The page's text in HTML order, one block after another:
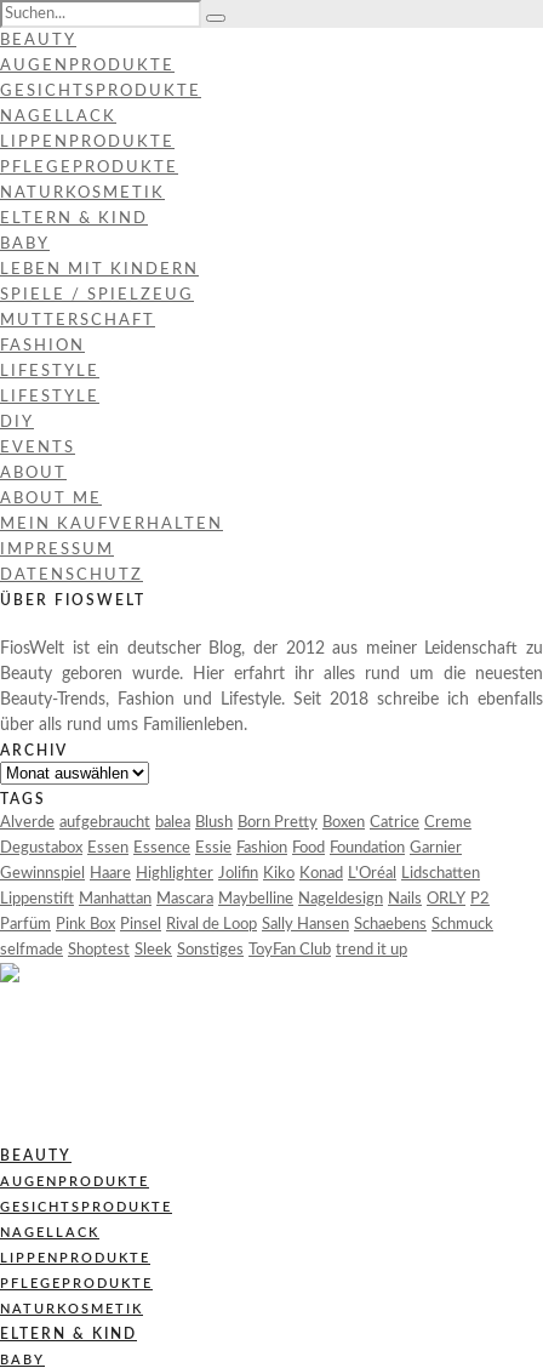
BEAUTY
AUGENPRODUKTE
GESICHTSPRODUKTE
NAGELLACK
LIPPENPRODUKTE
PFLEGEPRODUKTE
NATURKOSMETIK
ELTERN & KIND
BABY
LEBEN MIT KINDERN
SPIELE / SPIELZEUG
MUTTERSCHAFT
FASHION
LIFESTYLE
LIFESTYLE
DIY
EVENTS
ABOUT
ABOUT ME
MEIN KAUFVERHALTEN
IMPRESSUM
DATENSCHUTZ
ÜBER FIOSWELT
FiosWelt ist ein deutscher Blog, der 2012 aus meiner Leidenschaft zu
Beauty geboren wurde. Hier erfahrt ihr alles rund um die neuesten
Beauty-Trends, Fashion und Lifestyle. Seit 2018 schreibe ich ebenfalls
über alls rund ums Familienleben.
ARCHIV
Archiv
TAGS
Alverde aufgebraucht balea Blush Born Pretty Boxen Catrice Creme
Degustabox Essen Essence Essie Fashion Food Foundation Garnier
Gewinnspiel
Haare Highlighter Jolifin Kiko Konad L'Oréal
Lidschatten
Lippenstift Manhattan Mascara Maybelline Nageldesign Nails ORLY P2
Parfüm Pink Box Pinsel Rival de Loop Sally Hansen Schaebens Schmuck
selfmade Shoptest Sleek Sonstiges ToyFan Club trend it up
BEAUTY
AUGENPRODUKTE
GESICHTSPRODUKTE
NAGELLACK
LIPPENPRODUKTE
PFLEGEPRODUKTE
NATURKOSMETIK
ELTERN & KIND
BABY